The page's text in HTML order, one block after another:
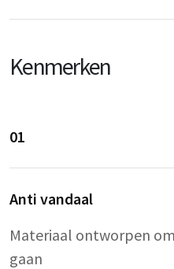
Kenmerken
01
Anti vandaal
Materiaal ontworpen
gaan